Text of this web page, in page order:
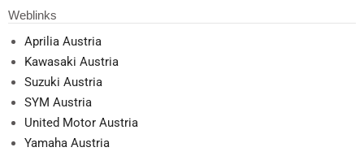
Weblinks
Aprilia Austria
Kawasaki Austria
Suzuki Austria
SYM Austria
United Motor Austria
Yamaha Austria